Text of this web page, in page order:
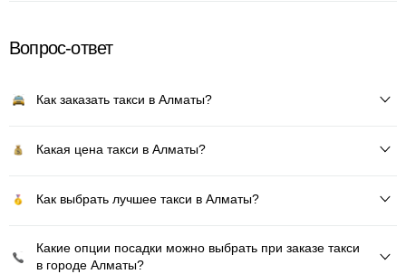
Вопрос-ответ
Как заказать такси в Алматы?
Какая цена такси в Алматы?
Как выбрать лучшее такси в Алматы?
Какие опции посадки можно выбрать при заказе такси
в городе Алматы?